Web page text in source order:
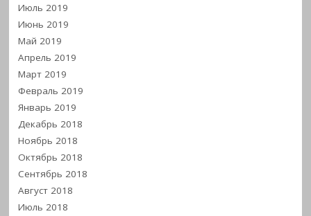
Июль 2019
Июнь 2019
Май 2019
Апрель 2019
Март 2019
Февраль 2019
Январь 2019
Декабрь 2018
Ноябрь 2018
Октябрь 2018
Сентябрь 2018
Август 2018
Июль 2018